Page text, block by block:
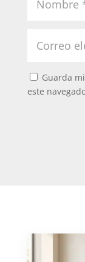
Guarda
este